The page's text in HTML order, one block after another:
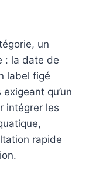
un
: la date de
label figé
qu’un
intégrer les
rapide